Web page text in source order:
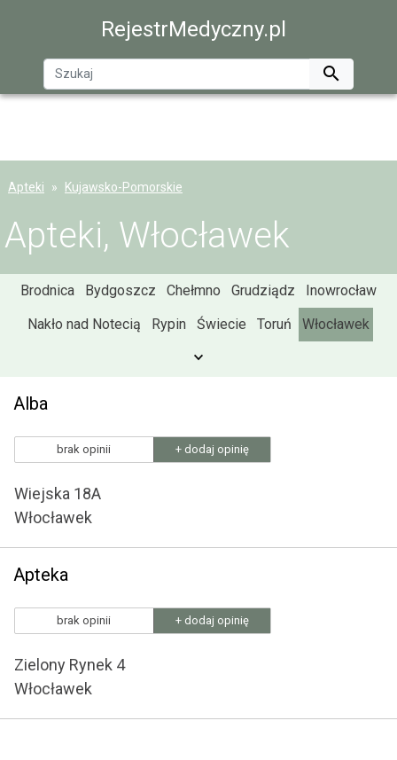
RejestrMedyczny.pl

Apteki Kujawsko-Pomorskie
Apteki, Włocławek
Brodnica Bydgoszcz Chełmno Grudziądz
Inowrocław
Nakło nad Notecią
Rypin Świecie Toruń Włocławek
Alba
brak opinii + dodaj opinię
Wiejska 18A
Włocławek
Apteka
brak opinii + dodaj opinię
Zielony Rynek 4
Włocławek